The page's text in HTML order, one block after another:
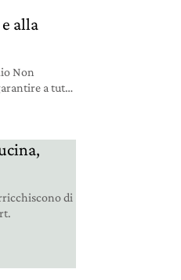
alla
Non
a tutti
di